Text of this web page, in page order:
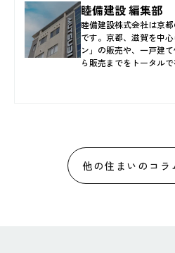
睦備建設 編集部
睦備建設株式会社は京
です。京都、滋賀を中
ン」の販売や、一戸建
ら販売までをトータルで
他の住まいのコラ